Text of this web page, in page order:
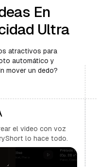
En
Ultra
atractivos para
automático y
mover un dedo?
el video con voz
lo hace todo.